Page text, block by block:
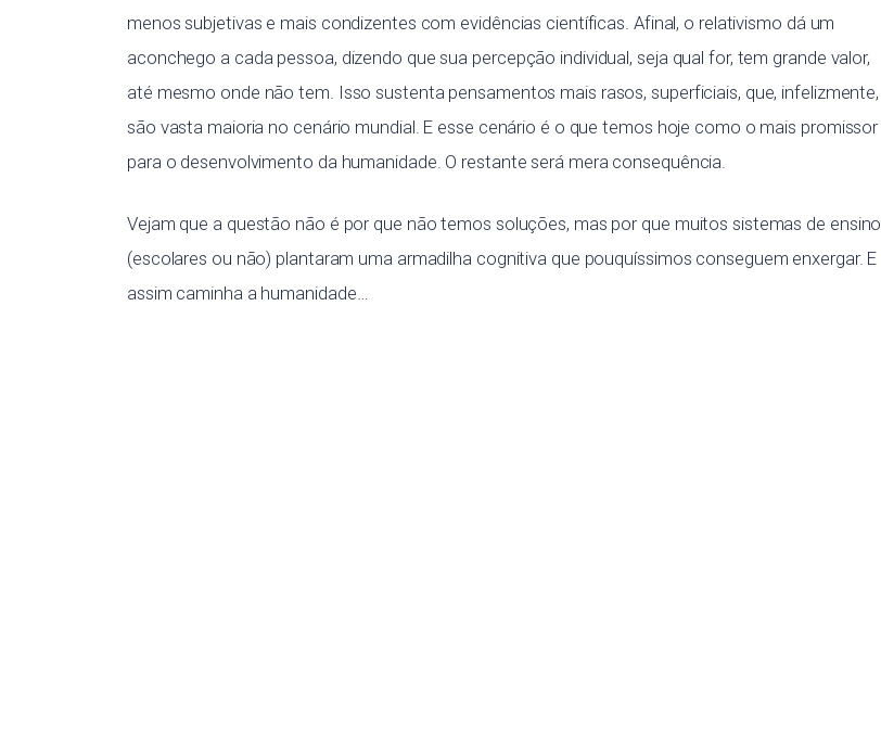
menos subjetivas e mais condizentes com evidências científicas. Afinal, o relativismo dá um
aconchego a cada pessoa, dizendo que sua percepção individual, seja qual for, tem grande valor,
até mesmo onde não tem. Isso sustenta pensamentos mais rasos, superficiais, que, infelizmente,
são vasta maioria no cenário mundial. E esse cenário é o que temos hoje como o mais promissor
para o desenvolvimento da humanidade. O restante será mera consequência.
Vejam que a questão não é por que não temos soluções, mas por que muitos sistemas de ensino
(escolares ou não) plantaram uma armadilha cognitiva que pouquíssimos conseguem enxergar. E
assim caminha a humanidade…